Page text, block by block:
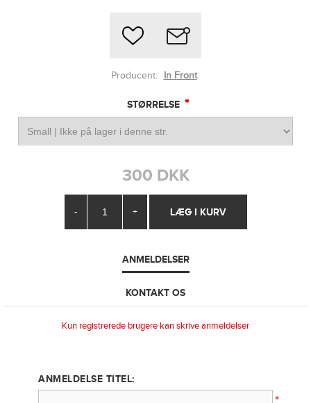
Producent: In Front
STØRRELSE *
300 DKK
- +
ANMELDELSER
KONTAKT OS
Kun registrerede brugere kan skrive anmeldelser
ANMELDELSE TITEL: